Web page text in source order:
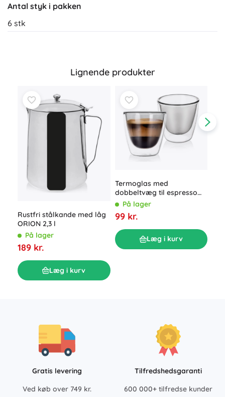
Antal styk i pakken
6 stk
Lignende produkter
Rustfri stålkande med låg
ORION 2,3 l
På lager
189 kr.
Læg i kurv
Termoglas med
dobbeltvæg til espresso
Double 90 ml, 2 stk.
På lager
99 kr.
Læg i kurv
Gratis levering
Ved køb over 749 kr.
Tilfredshedsgaranti
600 000+ tilfredse kunder